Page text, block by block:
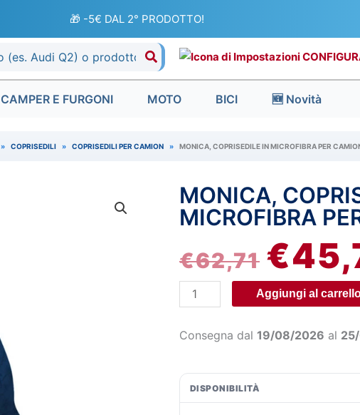
🎁 -5€ DAL 2° PRODOTTO!
CAMPER E FURGONI MOTO BICI 🆕 Novità
» COPRISEDILI » COPRISEDILI PER CAMION » MONICA, COPRISEDILE IN MICROFIBRA PER
MONICA,
MICROFIBRA
€62,71
IL
ERA:
€62,71.
€
Monica,
coprisedile
in
per
camion
-
quantità
Aggiungi al
Consegna dal 19/08/2026 al
DISPONIBILITÀ